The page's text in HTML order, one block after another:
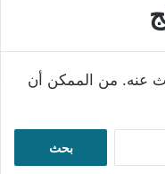
عنه. من الممكن أن